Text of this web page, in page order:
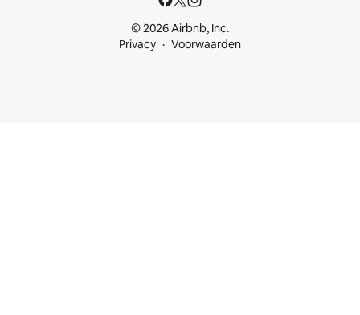
© 2026 Airbnb, Inc.
Privacy
Voorwaarden